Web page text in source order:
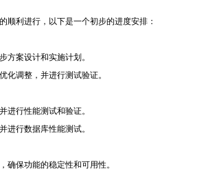
顺利进行，以下是一个初步的进度安排：
方案设计和实施计划。
化调整，并进行测试验证。
进行性能测试和验证。
进行数据库性能测试。
确保功能的稳定性和可用性。